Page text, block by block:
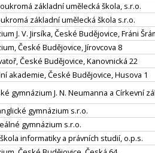
základní umělecká škola, s.r.o.
základní umělecká škola s.r.o.
J. V. Jirsíka, České Budějovice, Fráni
České Budějovice, Jírovcova 8
České Budějovice, Kanovnická 22
akademie, České Budějovice, Husova 1
gymnázium J. N. Neumanna a Církevní
gymnázium s.r.o.
gymnázium s.r.o.
informatiky a právních studií, o.p.s.